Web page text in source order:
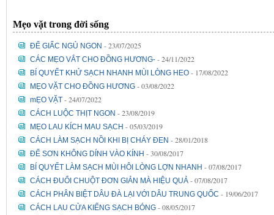
Mẹo vặt trong đời sống
ĐỂ GIẤC NGỦ NGON - 23/07/2025
CÁC MẸO VẮT CHO ĐỒNG HƯƠNG- - 24/11/2022
BÍ QUYẾT KHỬ SẠCH NHANH MÙI LÒNG HEO - 17/08/2022
MẸO VẶT CHO ĐỒNG HƯƠNG - 03/08/2022
mẸO VẶT - 24/07/2022
CÁCH LUỘC THỊT NGON - 23/08/2019
MẸO LAU KÍCH MAU SẠCH - 05/03/2019
CÁCH LÀM SẠCH NỒI KHI BỊ CHÁY ĐEN - 28/01/2018
ĐỂ SƠN KHÔNG DÍNH VÀO KÍNH - 30/08/2017
BÍ QUYẾT LÀM SẠCH MÙI HÔI LÒNG LỢN NHANH - 07/08/2017
CÁCH ĐUỔI CHUỘT ĐƠN GIẢN MÀ HIỆU QUẢ - 07/08/2017
CÁCH PHÂN BIỆT DÂU ĐÀ LẠI VỚI DÂU TRUNG QUỐC - 19/06/2017
CÁCH LAU CỬA KIẾNG SẠCH BÓNG - 08/05/2017